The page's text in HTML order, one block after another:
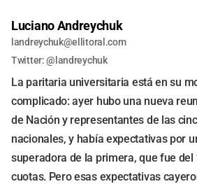
Luciano Andreychuk
landreychuk@ellitoral.com
Twitter: @landreychuk
La paritaria universitaria está en su
complicado: ayer hubo una nueva
de Nación y representantes de las
nacionales, y había expectativas por
superadora de la primera, que fue del
cuotas. Pero esas expectativas